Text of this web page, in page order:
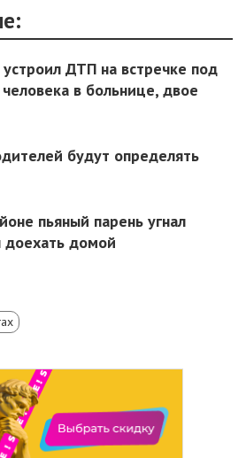
ДТП на встречке под
в больнице, двое
будут определять
пьяный парень угнал
доехать домой